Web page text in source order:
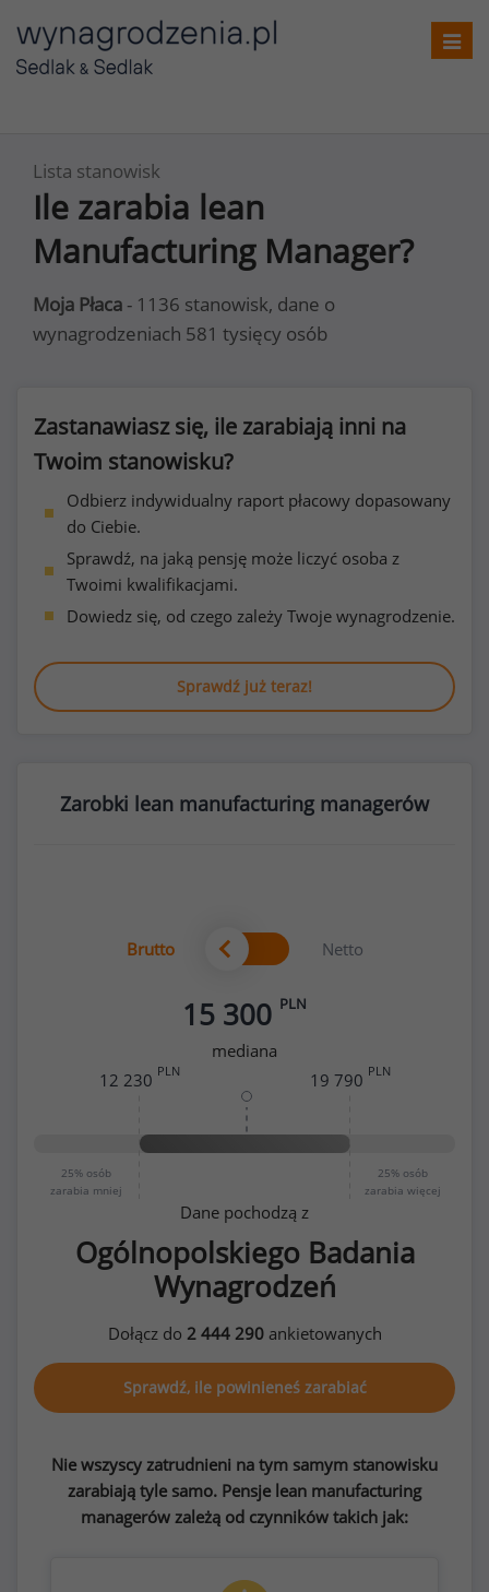
Lista stanowisk
Ile zarabia lean
Manufacturing Manager?
Moja Płaca - 1136 stanowisk, dane o
wynagrodzeniach 581 tysięcy osób
Zastanawiasz się, ile zarabiają inni na
Twoim stanowisku?
Odbierz indywidualny raport płacowy dopasowany
do Ciebie.
Sprawdź, na jaką pensję może liczyć osoba z
Twoimi kwalifikacjami.
Dowiedz się, od czego zależy Twoje wynagrodzenie.
Sprawdź już teraz!
Zarobki lean manufacturing managerów
Brutto Netto
15 300 PLN
mediana
25% osób
zarabia mniej
25% osób
zarabia więcej
12 230 PLN 19 790 PLN
Dane pochodzą z
Ogólnopolskiego Badania
Wynagrodzeń
Dołącz do 2 444 290ankietowanych
Sprawdź, ile powinieneś zarabiać
Nie wszyscy zatrudnieni na tym samym stanowisku
zarabiają tyle samo. Pensje lean manufacturing
managerów zależą od czynników takich jak: